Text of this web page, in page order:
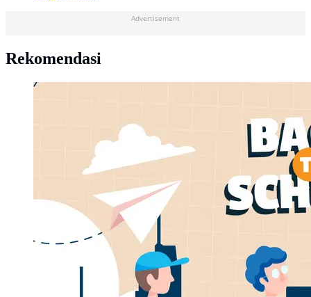
Advertisement
Rekomendasi